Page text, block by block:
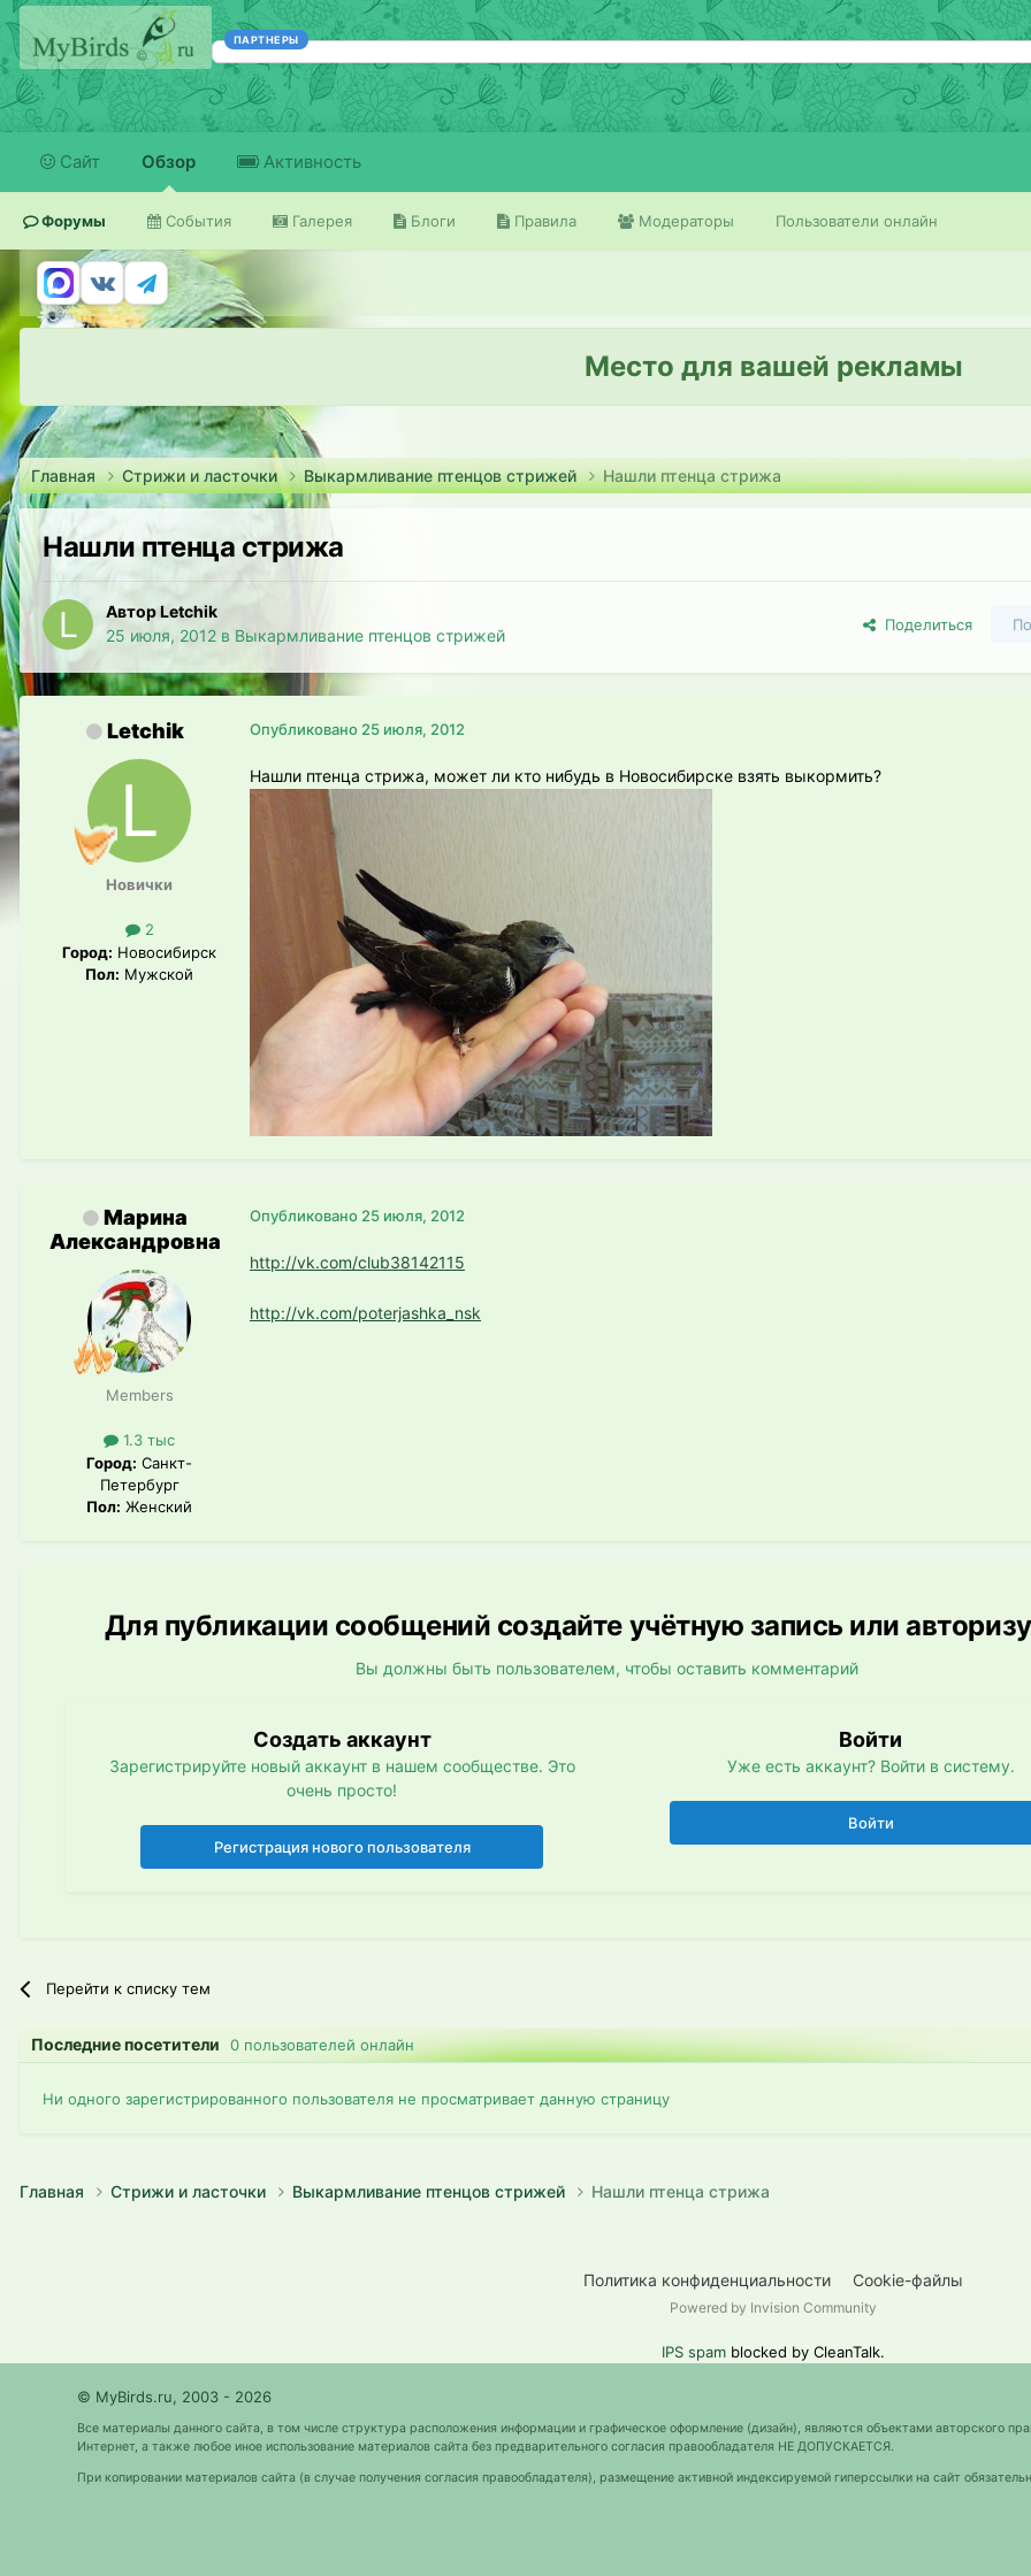
ПАРТНЕРЫ
Сайт Обзор
Форумы События Галерея Блоги Правила Модераторы Пользователи онлайн
Активность
Место для вашей рекламы
Главная Стрижи и ласточки Выкармливание птенцов стрижей Нашли птенца стрижа
Нашли птенца стрижа
Автор Letchik
25 июля, 2012 в Выкармливание птенцов стрижей
Поделиться
Letchik
Новички
2
Город: Новосибирск
Пол: Мужской
Опубликовано 25 июля, 2012
Нашли птенца стрижа, может ли кто нибудь в Новосибирске взять выкормить?
Марина
Александровна
Members
1.3 тыс
Город: Санкт-
Петербург
Пол: Женский
Опубликовано 25 июля, 2012
http://vk.com/club38142115
http://vk.com/poterjashka_nsk
Для публикации сообщений создайте учётную запись или
Вы должны быть пользователем, чтобы оставить комментарий
Создать аккаунт
Зарегистрируйте новый аккаунт в нашем сообществе. Это
очень просто!
Регистрация нового пользователя
Войти
Уже есть аккаунт? Войти в систему.
Войти
Перейти к списку тем
Последние посетители 0 пользователей онлайн
Ни одного зарегистрированного пользователя не просматривает данную страницу
Главная Стрижи и ласточки Выкармливание птенцов стрижей Нашли птенца стрижа
Политика конфиденциальности Cookie-файлы
Powered by Invision Community
IPS spam blocked by CleanTalk.
© MyBirds.ru, 2003 - 2026
Все материалы данного сайта, в том числе структура расположения информации и графическое оформление (дизайн), являются объектами авторского
Интернет, а также любое иное использование материалов сайта без предварительного согласия правообладателя НЕ ДОПУСКАЕТСЯ.
При копировании материалов сайта (в случае получения согласия правообладателя), размещение активной индексируемой гиперссылки на сайт